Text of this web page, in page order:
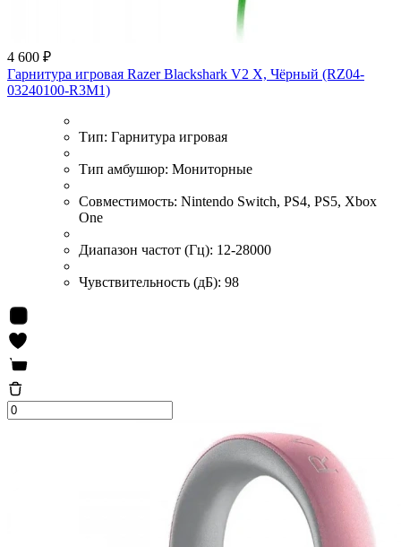
4 600 ₽
Гарнитура игровая Razer Blackshark V2 X, Чёрный (RZ04-
03240100-R3M1)
Тип: Гарнитура игровая
Тип амбушюр: Мониторные
Совместимость: Nintendo Switch, PS4, PS5, Xbox
One
Диапазон частот (Гц): 12-28000
Чувствительность (дБ): 98